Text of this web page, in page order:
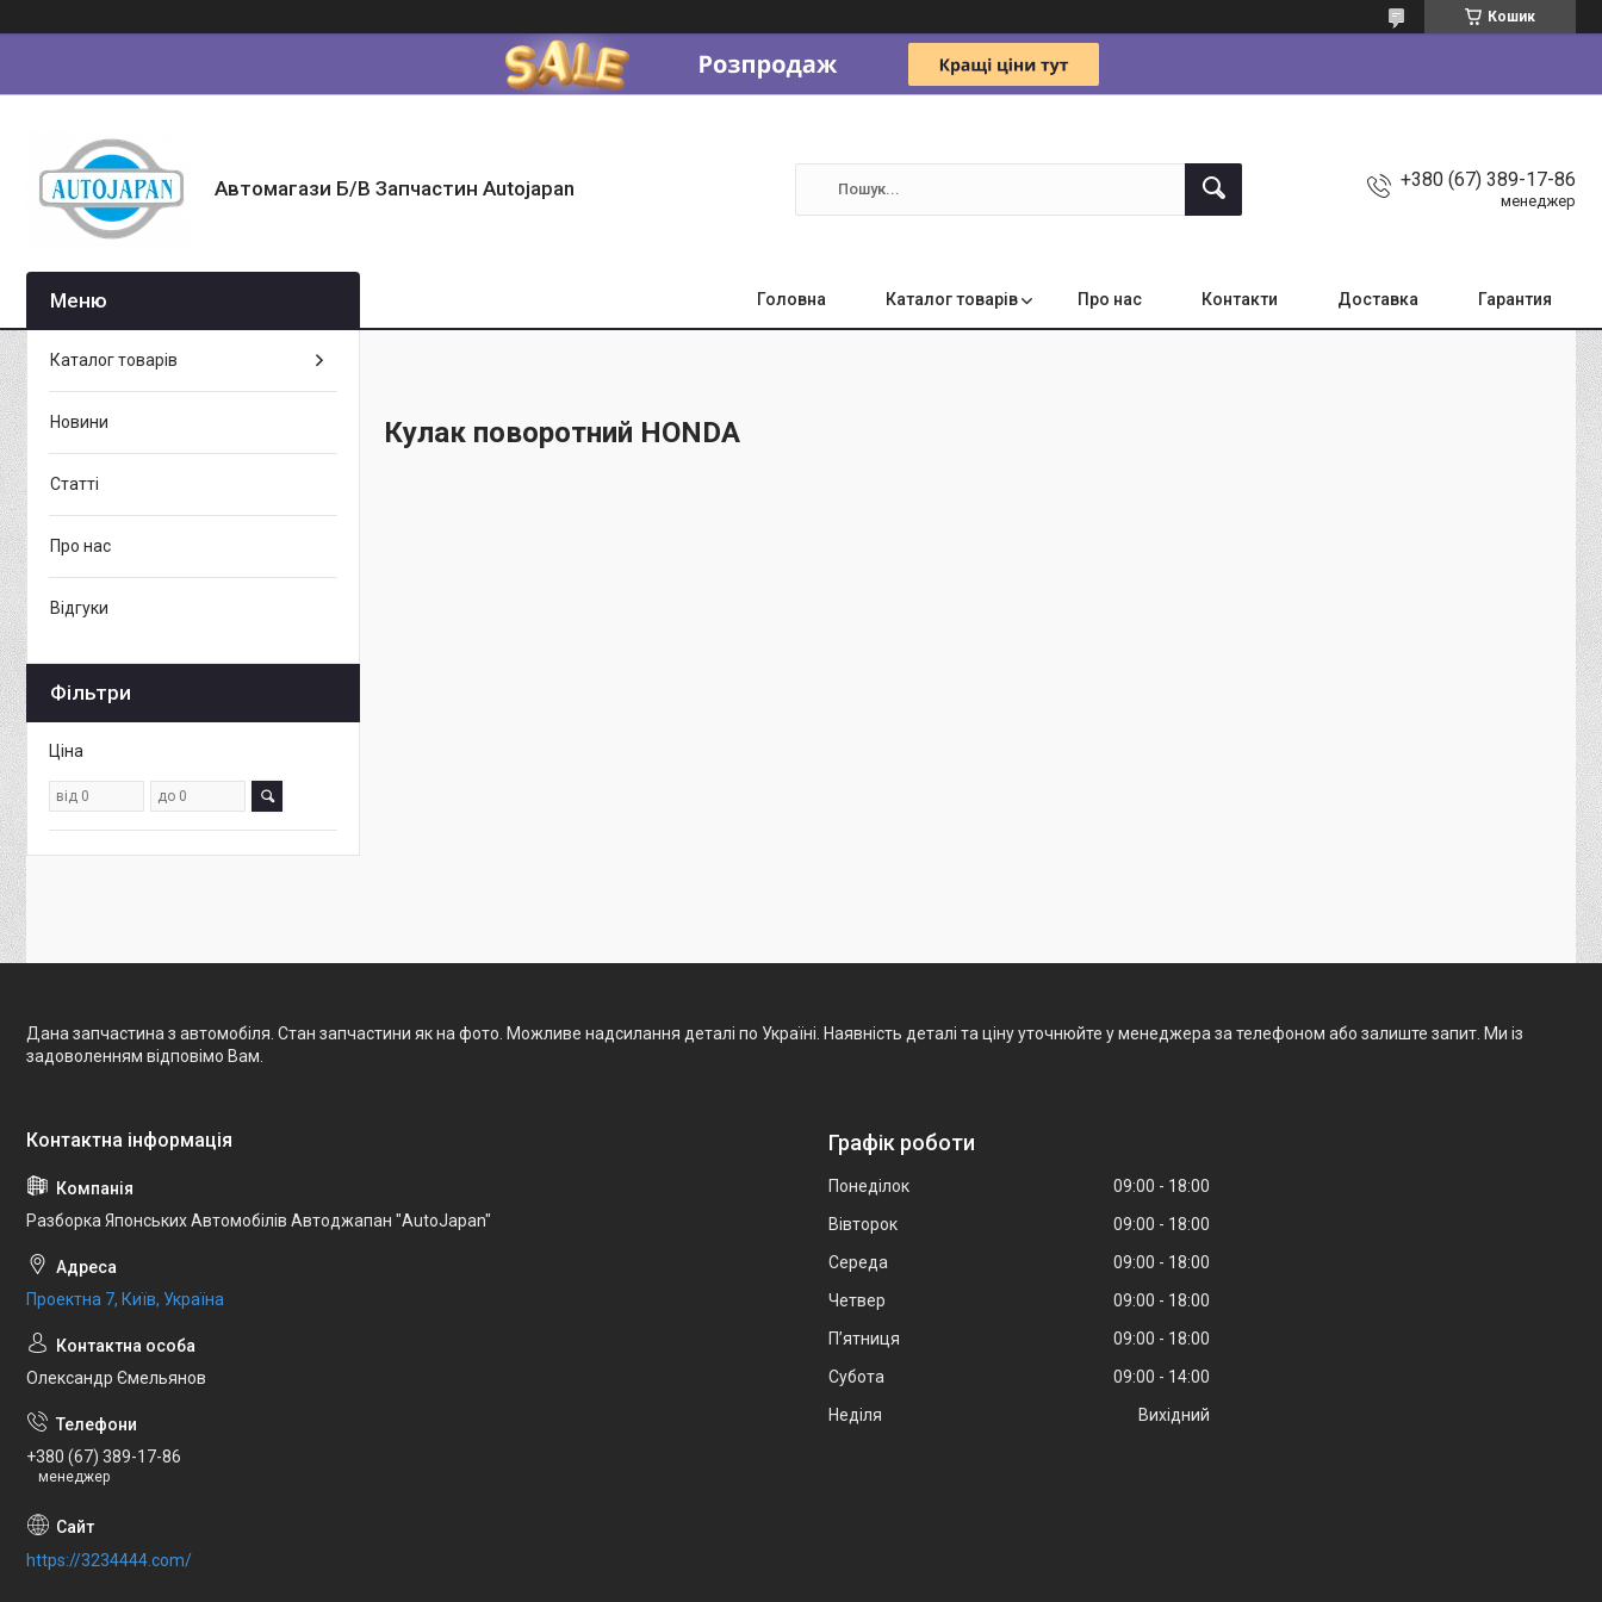
Кошик
Автомагази Б/В Запчастин Autojapan +380 (67) 389-17-86
менеджер
Головна Каталог товарів Про нас Контакти Доставка Гарантия
Кулак поворотний HONDA
Каталог товарів
Новини
Статті
Про нас
Відгуки
Фільтри
Ціна
Дана запчастина з автомобіля. Стан запчастини як на фото. Можливе надсилання деталі по Україні. Наявність деталі та ціну уточнюйте у менеджера за телефоном або залиште запит. Ми із
задоволенням відповімо Вам.
Разборка Японських Автомобілів Автоджапан "AutoJapan"
Проектна 7, Київ, Україна
Олександр Ємельянов
+380 (67) 389-17-86
менеджер
https://3234444.com/
Графік роботи
Понеділок 09:00
18:00
Вівторок
09:00
18:00
Середа
09:00
18:00
Четвер
09:00
18:00
Пʼятниця
09:00
18:00
Субота
09:00
14:00
Неділя
Вихідний